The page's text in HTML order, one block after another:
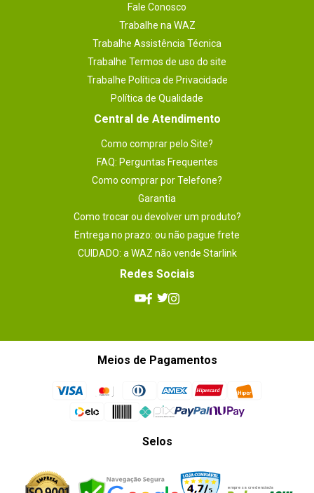
Fale Conosco
Trabalhe na WAZ
Trabalhe Assistência Técnica
Trabalhe Termos de uso do site
Trabalhe Política de Privacidade
Política de Qualidade
Central de Atendimento
Como comprar pelo Site?
FAQ: Perguntas Frequentes
Como comprar por Telefone?
Garantia
Como trocar ou devolver um produto?
Entrega no prazo: ou não pague frete
CUIDADO: a WAZ não vende Starlink
Redes Sociais
Meios de Pagamentos
Selos